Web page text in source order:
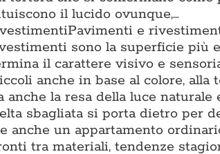
il lucido ovunque,…
Pavimenti e
sono la superficie più
il carattere visivo e
anche in base al colore, alla
anche la resa della luce
sbagliata si porta dietro per
anche un appartamento
tra materiali, tendenze